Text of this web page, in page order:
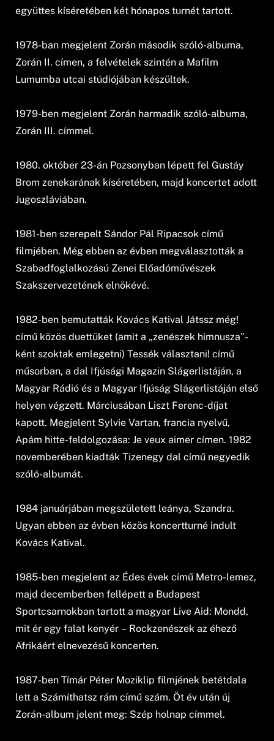
együttes kíséretében két hónapos turnét tartott.
1978-ban megjelent Zorán második szóló-albuma,
Zorán II. címen, a felvételek szintén a Mafilm
Lumumba utcai stúdiójában készültek.
1979-ben megjelent Zorán harmadik szóló-albuma,
Zorán III. címmel.
1980. október 23-án Pozsonyban lépett fel Gustáy
Brom zenekarának kíséretében, majd koncertet adott
Jugoszláviában.
1981-ben szerepelt Sándor Pál Ripacsok című
filmjében. Még ebben az évben megválasztották a
Szabadfoglalkozású Zenei Előadóművészek
Szakszervezetének elnökévé.
1982-ben bemutatták Kovács Katival Játssz még!
című közös duettüket (amit a „zenészek himnusza”-
ként szoktak emlegetni) Tessék választani! című
műsorban, a dal Ifjúsági Magazin Slágerlistáján, a
Magyar Rádió és a Magyar Ifjúság Slágerlistáján első
helyen végzett. Márciusában Liszt Ferenc-díjat
kapott. Megjelent Sylvie Vartan, francia nyelvű,
Apám hitte-feldolgozása: Je veux aimer címen. 1982
novemberében kiadták Tizenegy dal című negyedik
szóló-albumát.
1984 januárjában megszületett leánya, Szandra.
Ugyan ebben az évben közös koncertturné indult
Kovács Katival.
1985-ben megjelent az Édes évek című Metro-lemez,
majd decemberben fellépett a Budapest
Sportcsarnokban tartott a magyar Live Aid: Mondd,
mit ér egy falat kenyér – Rockzenészek az éhező
Afrikáért elnevezésű koncerten.
1987-ben Tímár Péter Moziklip filmjének betétdala
lett a Számíthatsz rám című szám. Öt év után új
Zorán-album jelent meg: Szép holnap címmel.